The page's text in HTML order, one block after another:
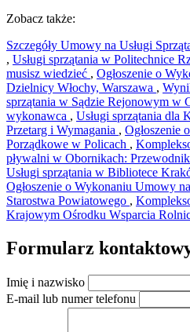
Zobacz także:
Szczegóły Umowy na Usługi
, Usługi sprzątania w Politechnice
musisz wiedzieć , Ogłoszenie o
Dzielnicy Włochy, Warszawa ,
sprzątania w Sądzie Rejonowym w
wykonawca , Usługi sprzątania
Przetarg i Wymagania , Ogłoszenie
Porządkowe w Policach ,
pływalni w Obornikach:
Usługi sprzątania w Bibliotece
Ogłoszenie o Wykonaniu Umowy
Starostwa Powiatowego ,
Krajowym Ośrodku Wsparcia
Formularz
Imię i nazwisko
E-mail lub numer telefonu